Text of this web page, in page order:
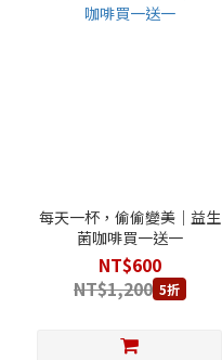
每天一杯，偷偷變美｜益生
菌咖啡買一送一
NT$600
NT$1,200 5折